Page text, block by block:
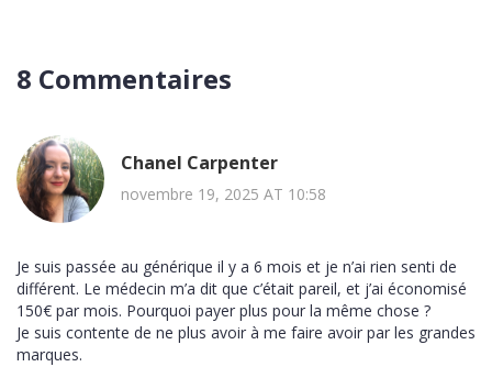
8 Commentaires
Chanel Carpenter
novembre 19, 2025 AT 10:58
Je suis passée au générique il y a 6 mois et je n’ai rien senti de
différent. Le médecin m’a dit que c’était pareil, et j’ai économisé
150€ par mois. Pourquoi payer plus pour la même chose ?
Je suis contente de ne plus avoir à me faire avoir par les grandes
marques.